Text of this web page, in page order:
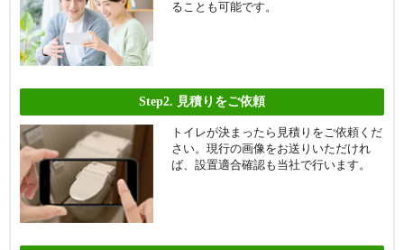
ることも可能です。
Step2. 見積りをご依頼
トイレが決まったら見積りをご依頼くだ
さい。現行の画像をお送りいただけれ
ば、設置適合確認も当社で行います。